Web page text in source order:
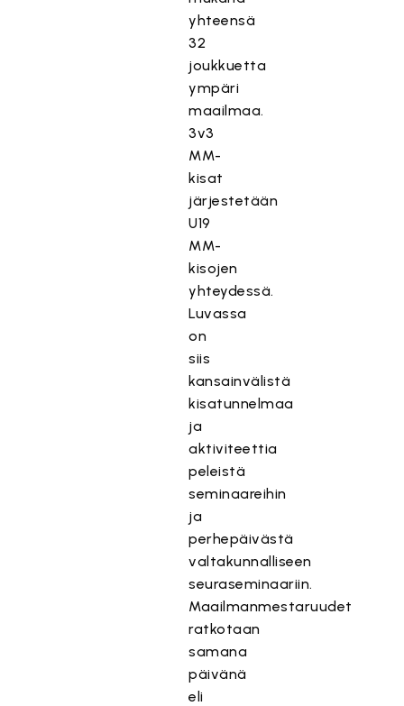
yhteensä
32
joukkuetta
ympäri
maailmaa.
3v3
MM-
kisat
järjestetään
U19
MM-
kisojen
yhteydessä.
Luvassa
on
siis
kansainvälistä
kisatunnelmaa
ja
aktiviteettia
peleistä
seminaareihin
ja
perhepäivästä
valtakunnalliseen
seuraseminaariin.
Maailmanmestaruudet
ratkotaan
samana
päivänä
eli